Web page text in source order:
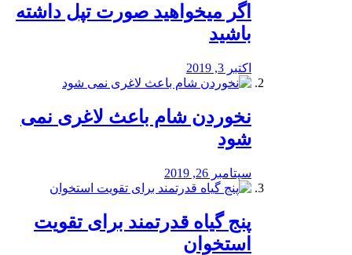
اگر میخواهید صورت تپل داشته
باشید
اکتبر 3, 2019
نخوردن شام باعث لاغری نمی
‌شود
سپتامبر 26, 2019
پنج گیاه قدرتمند برای تقویت
استخوان